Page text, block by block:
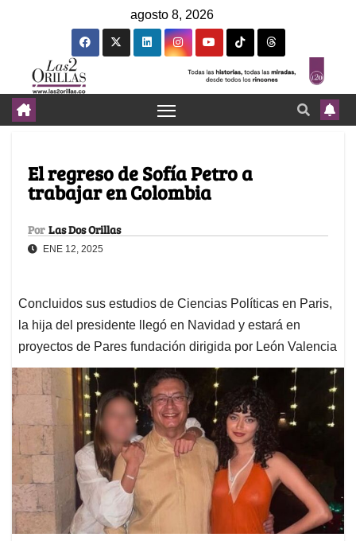
agosto 8, 2026
El regreso de Sofía Petro a
trabajar en Colombia
Por Las Dos Orillas
ENE 12, 2025
Concluidos sus estudios de Ciencias Políticas en Paris,
la hija del presidente llegó en Navidad y estará en
proyectos de Pares fundación dirigida por León Valencia